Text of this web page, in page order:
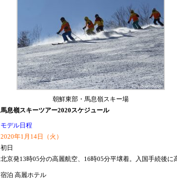
朝鮮東部・馬息嶺スキー場
馬息嶺スキーツアー2020スケジュール
モデル日程
2020年1月14日（火）
初日
北京発13時05分の高麗航空、16時05分平壌着。入国手続後に
宿泊 高麗ホテル